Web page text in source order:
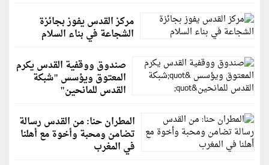
مركز القدس يفوز بجائزة
الشجاعة في بناء السلام
صندوق ووقفية القدس يكرم
المعتوق ويؤسس "شبكة
القدس للمانحين"
المطران حنا: من القدس رسالة
تضامن ومحبة وأخوة مع أهلنا
في المغرب